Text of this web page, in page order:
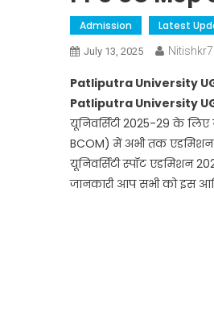
Admission Latest
July 13, 2025
Patliputra University
Patliputra University
यूनिवर्सिटी 2025-29 के लिए
BCOM) में अभी तक एडमिशन
यूनिवर्सिटी स्पॉट एडमिशन
जानकारी आप सभी को इस